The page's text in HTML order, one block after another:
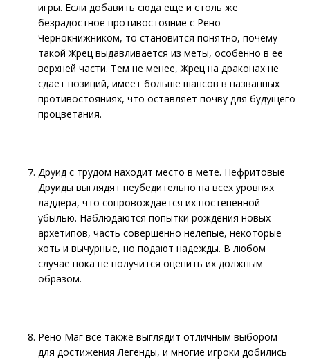
игры. Если добавить сюда еще и столь же
безрадостное противостояние с Рено
Чернокнижником, то становится понятно, почему
такой Жрец выдавливается из меты, особенно в ее
верхней части. Тем не менее, Жрец на драконах не
сдает позиций, имеет больше шансов в названных
противостояниях, что оставляет почву для будущего
процветания.
Друид с трудом находит место в мете. Нефритовые
Друиды выглядят неубедительно на всех уровнях
ладдера, что сопровождается их постепенной
убылью. Наблюдаются попытки рождения новых
архетипов, часть совершенно нелепые, некоторые
хоть и вычурные, но подают надежды. В любом
случае пока не получится оценить их должным
образом.
Рено Маг всё также выглядит отличным выбором
для достижения Легенды, и многие игроки добились